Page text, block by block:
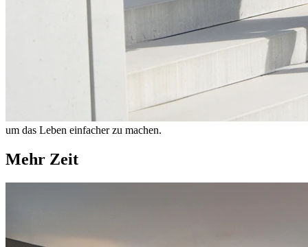
um das Leben einfacher zu machen.
Mehr Zeit